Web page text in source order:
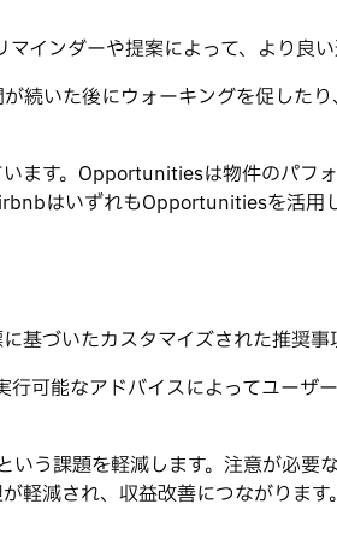
インダーや提案によって、より良い
続いた後にウォーキングを促した
す。Opportunitiesは物件のパフ
はいずれもOpportunitiesを活用
づいたカスタマイズされた推奨事
可能なアドバイスによってユーザ
う課題を軽減します。注意が必要
軽減され、収益改善につながります。